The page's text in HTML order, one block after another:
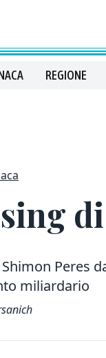
REGIONE
Peres
miliardario